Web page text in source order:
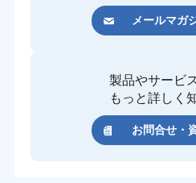
メールマガ
製品やサービ
もっと詳しく
お問合せ・